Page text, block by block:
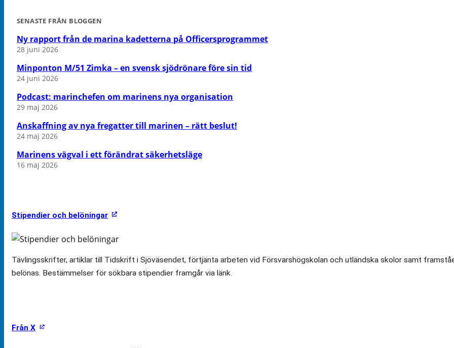
SENASTE FRÅN BLOGGEN
Ny rapport från de marina kadetterna på Officersprogrammet
28 juni 2026
Minponton M/51 Zimka – en svensk sjödrönare före sin tid
24 juni 2026
Podcast: marinchefen om marinens nya organisation
29 maj 2026
Anskaffning av nya fregatter till marinen – rätt beslut!
24 maj 2026
Marinens vägval i ett förändrat säkerhetsläge
16 maj 2026
Stipendier och belöningar
Tävlingsskrifter, artiklar till Tidskrift i Sjöväsendet, förtjänta arbeten vid Försvarshögskolan och utländska skolor samt
belönas. Bestämmelser för sökbara stipendier framgår via länk.
Från X